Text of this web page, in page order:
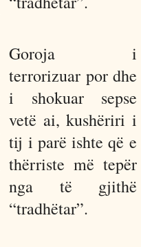
Goroja i
terrorizuar por dhe
i shokuar sepse
vetë ai, kushëriri i
tij i parë ishte që e
thërriste më tepër
nga të gjithë
“tradhëtar”.